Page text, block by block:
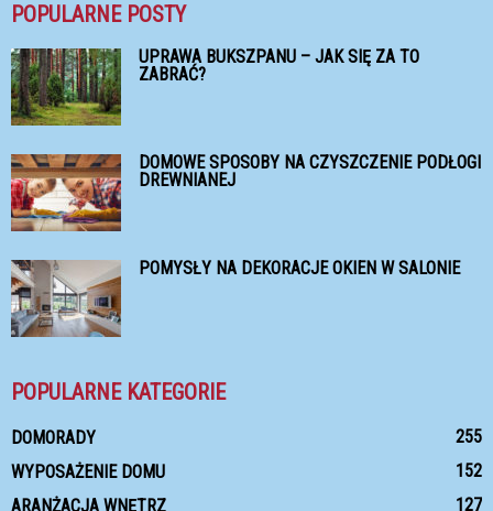
POPULARNE POSTY
UPRAWA BUKSZPANU – JAK SIĘ ZA TO
ZABRAĆ?
DOMOWE SPOSOBY NA CZYSZCZENIE PODŁOGI
DREWNIANEJ
POMYSŁY NA DEKORACJE OKIEN W SALONIE
POPULARNE KATEGORIE
DOMORADY
255
WYPOSAŻENIE DOMU
152
ARANŻACJA WNĘTRZ
127